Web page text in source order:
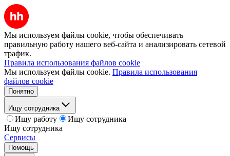
Мы используем файлы cookie, чтобы обеспечивать
правильную работу нашего веб-сайта и анализировать сетевой
трафик.
Правила использования файлов cookie
Мы используем файлы cookie. Правила использования
файлов cookie
Понятно
Ищу сотрудника
Ищу работу
Ищу сотрудника
Ищу сотрудника
Сервисы
Помощь